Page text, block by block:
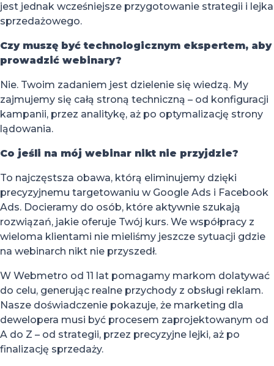
jest jednak wcześniejsze przygotowanie strategii i lejka
sprzedażowego.
Czy muszę być technologicznym ekspertem, aby
prowadzić webinary?
Nie. Twoim zadaniem jest dzielenie się wiedzą. My
zajmujemy się całą stroną techniczną – od konfiguracji
kampanii, przez analitykę, aż po optymalizację strony
lądowania.
Co jeśli na mój webinar nikt nie przyjdzie?
To najczęstsza obawa, którą eliminujemy dzięki
precyzyjnemu targetowaniu w Google Ads i Facebook
Ads. Docieramy do osób, które aktywnie szukają
rozwiązań, jakie oferuje Twój kurs. We współpracy z
wieloma klientami nie mieliśmy jeszcze sytuacji gdzie
na webinarch nikt nie przyszedł.
W Webmetro od 11 lat pomagamy markom dolatywać
do celu, generując realne przychody z obsługi reklam.
Nasze doświadczenie pokazuje, że marketing dla
dewelopera musi być procesem zaprojektowanym od
A do Z – od strategii, przez precyzyjne lejki, aż po
finalizację sprzedaży.